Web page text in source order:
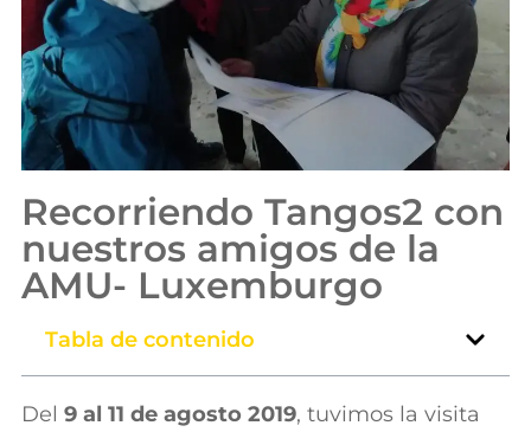
Recorriendo Tangos2 con
nuestros amigos de la
AMU- Luxemburgo
Tabla de contenido
Del 9 al 11 de agosto 2019, tuvimos la visita